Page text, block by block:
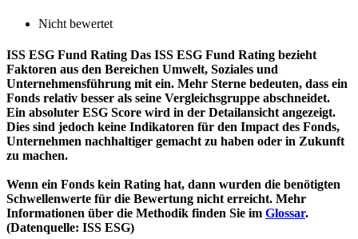
Nicht bewertet
ISS ESG Fund Rating Das ISS ESG Fund Rating bezieht
Faktoren aus den Bereichen Umwelt, Soziales und
Unternehmensführung mit ein. Mehr Sterne bedeuten, dass ein
Fonds relativ besser als seine Vergleichsgruppe abschneidet.
Ein absoluter ESG Score wird in der Detailansicht angezeigt.
Dies sind jedoch keine Indikatoren für den Impact des Fonds,
Unternehmen nachhaltiger gemacht zu haben oder in Zukunft
zu machen.
Wenn ein Fonds kein Rating hat, dann wurden die benötigten
Schwellenwerte für die Bewertung nicht erreicht. Mehr
Informationen über die Methodik finden Sie im Glossar.
(Datenquelle: ISS ESG)